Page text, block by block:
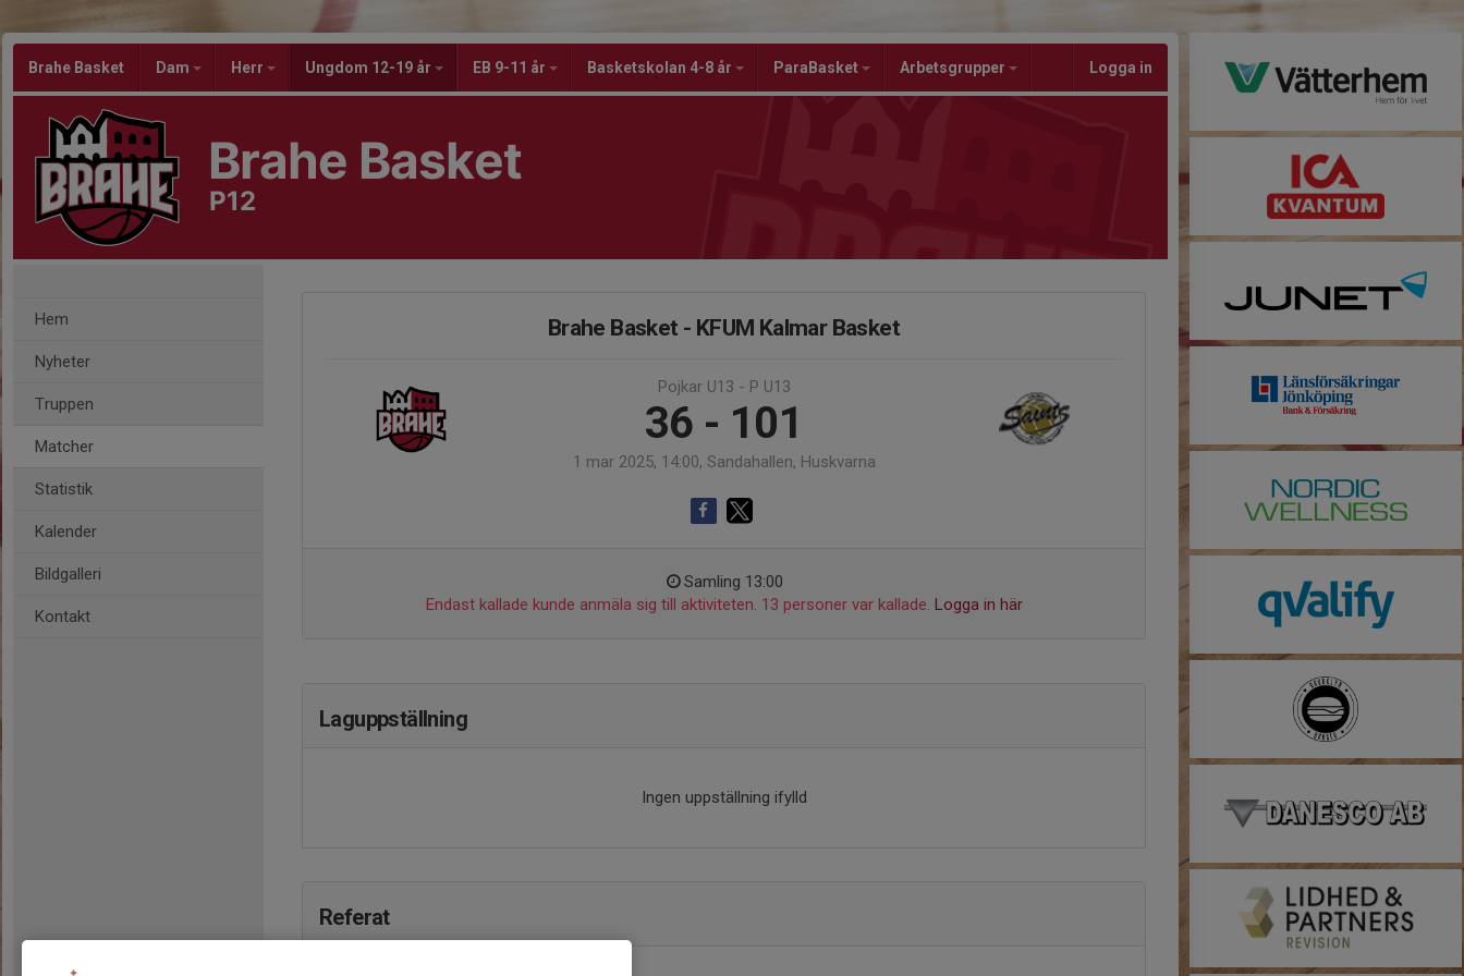
Brahe Basket Dam Herr Ungdom 12-19 år EB 9-11 år Basketskolan 4-8 år ParaBasket Arbetsgrupper Logga in
Brahe Basket
P12
Hem
Nyheter
Truppen
Matcher
Statistik
Kalender
Bildgalleri
Kontakt
Brahe Basket - KFUM Kalmar Basket
Pojkar U13 - P U13
36 - 101
1 mar 2025, 14:00, Sandahallen, Huskvarna
Samling 13:00
Endast kallade kunde anmäla sig till aktiviteten. 13 personer var kallade. Logga in här
Laguppställning
Ingen uppställning ifylld
Referat